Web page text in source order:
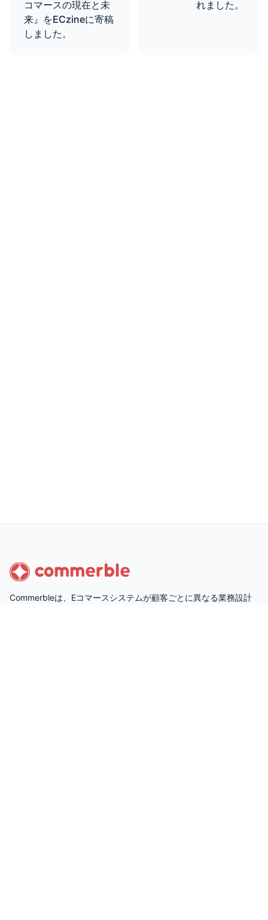
コマースの現在と未
来』をECzineに寄稿
しました。
れました。
Commerbleは、Eコマースシステムが顧客ごとに異なる業務設計